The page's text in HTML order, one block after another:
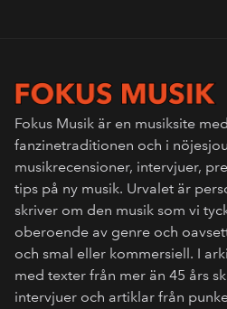
Fokus Musik är en musiksite
fanzinetraditionen och i
musikrecensioner, intervjuer,
tips på ny musik. Urvalet är
skriver om den musik som vi
oberoende av genre och
och smal eller kommersiell. I
med texter från mer än 45 års
intervjuer och artiklar från